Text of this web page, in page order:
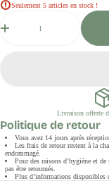
Seulement 5 articles en stock !
Livraison offerte
Politique de retour
Vous avez 14 jours après
Les frais de retour restent à la
endommagé.
Pour des raisons d’hygiène et
pas être retournés.
Plus d’informations disponibles